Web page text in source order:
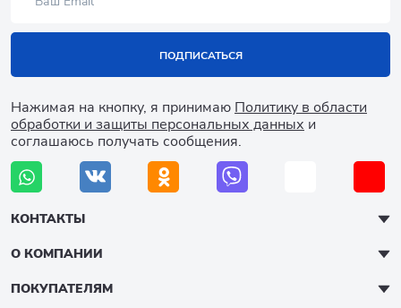
ПОДПИСАТЬСЯ
Нажимая на кнопку, я принимаю Политику в области
обработки и защиты персональных данных и
соглашаюсь получать сообщения.
КОНТАКТЫ
О КОМПАНИИ
ПОКУПАТЕЛЯМ